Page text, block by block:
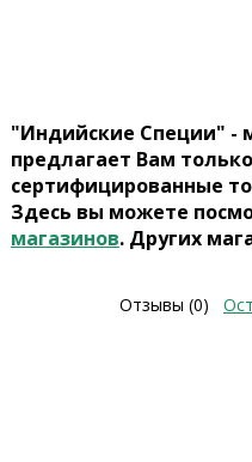
"Индийские Специи" -
предлагает Вам
сертифицированные
Здесь вы можете
магазинов. Других
Отзывы (0)